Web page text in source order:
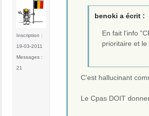
Inscription :
19-03-2011
Messages :
21
benoki a écrit :
En fait l'info
prioritaire et le
C'est hallucinant
Le Cpas DOIT